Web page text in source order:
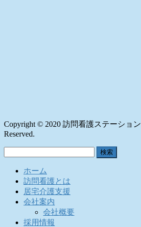
Copyright © 2020 訪問看護ステーショ
Reserved.
ホーム
訪問看護とは
居宅介護支援
会社案内
会社概要
採用情報